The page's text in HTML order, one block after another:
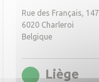
Rue des Français, 147
6020 Charleroi
Belgique
Liège